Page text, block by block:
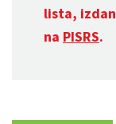
lista,
na PISRS.